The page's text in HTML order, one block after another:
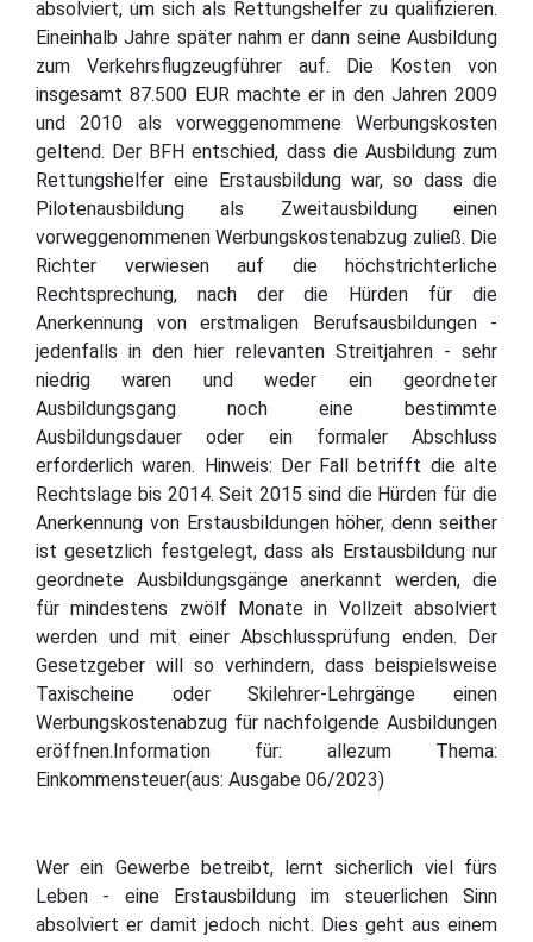
absolviert, um sich als Rettungshelfer zu qualifizieren.
Eineinhalb Jahre später nahm er dann seine Ausbildung
zum Verkehrsflugzeugführer auf. Die Kosten von
insgesamt 87.500 EUR machte er in den Jahren 2009
und 2010 als vorweggenommene Werbungskosten
geltend. Der BFH entschied, dass die Ausbildung zum
Rettungshelfer eine Erstausbildung war, so dass die
Pilotenausbildung als Zweitausbildung einen
vorweggenommenen Werbungskostenabzug zuließ. Die
Richter verwiesen auf die höchstrichterliche
Rechtsprechung, nach der die Hürden für die
Anerkennung von erstmaligen Berufsausbildungen -
jedenfalls in den hier relevanten Streitjahren - sehr
niedrig waren und weder ein geordneter
Ausbildungsgang noch eine bestimmte
Ausbildungsdauer oder ein formaler Abschluss
erforderlich waren. Hinweis: Der Fall betrifft die alte
Rechtslage bis 2014. Seit 2015 sind die Hürden für die
Anerkennung von Erstausbildungen höher, denn seither
ist gesetzlich festgelegt, dass als Erstausbildung nur
geordnete Ausbildungsgänge anerkannt werden, die
für mindestens zwölf Monate in Vollzeit absolviert
werden und mit einer Abschlussprüfung enden. Der
Gesetzgeber will so verhindern, dass beispielsweise
Taxischeine oder Skilehrer-Lehrgänge einen
Werbungskostenabzug für nachfolgende Ausbildungen
eröffnen.Information für: allezum Thema:
Einkommensteuer(aus: Ausgabe 06/2023)
Wer ein Gewerbe betreibt, lernt sicherlich viel fürs
Leben - eine Erstausbildung im steuerlichen Sinn
absolviert er damit jedoch nicht. Dies geht aus einem